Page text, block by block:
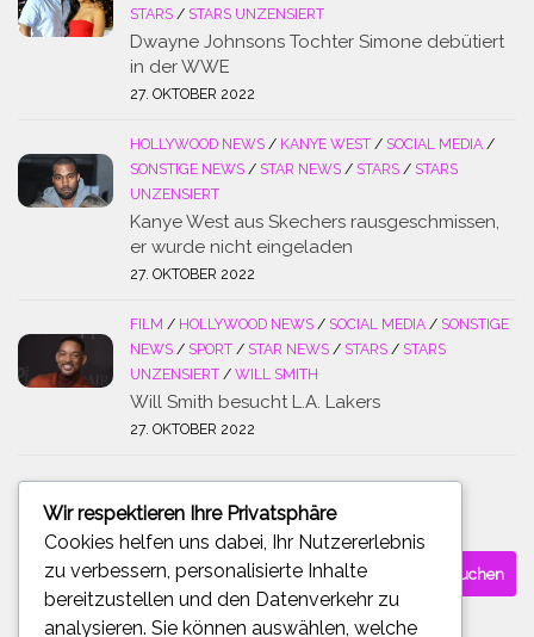
STARS / STARS UNZENSIERT
Dwayne Johnsons Tochter Simone debütiert
in der WWE
27. OKTOBER 2022
HOLLYWOOD NEWS / KANYE WEST / SOCIAL MEDIA /
SONSTIGE NEWS / STAR NEWS / STARS / STARS
UNZENSIERT
Kanye West aus Skechers rausgeschmissen,
er wurde nicht eingeladen
27. OKTOBER 2022
FILM / HOLLYWOOD NEWS / SOCIAL MEDIA / SONSTIGE
NEWS / SPORT / STAR NEWS / STARS / STARS
UNZENSIERT / WILL SMITH
Will Smith besucht L.A. Lakers
27. OKTOBER 2022
SUCHE
Suchen
nach:
Wir respektieren Ihre Privatsphäre
Cookies helfen uns dabei, Ihr Nutzererlebnis
zu verbessern, personalisierte Inhalte
bereitzustellen und den Datenverkehr zu
analysieren. Sie können auswählen, welche